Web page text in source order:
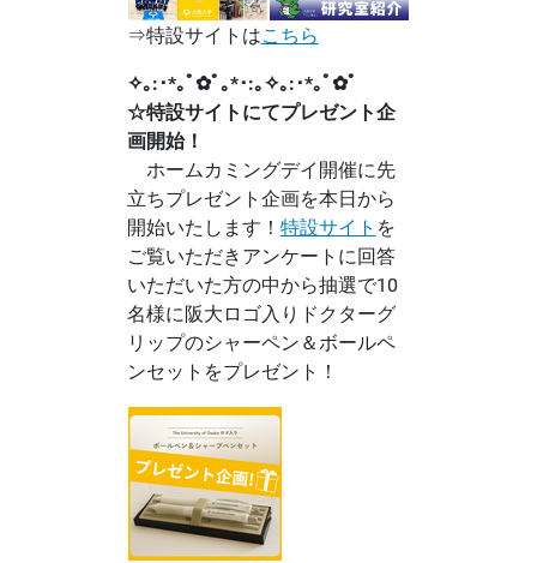
⇒特設サイトはこちら
✧｡:･*｡ﾟ✿ﾟ｡*･:｡✧｡:･*｡ﾟ✿ﾟ
☆特設サイトにてプレゼント企
画開始！
ホームカミングデイ開催に先
立ちプレゼント企画を本日から
開始いたします！ 特設サイト を
ご覧いただきアンケートに回答
いただいた方の中から抽選で10
名様に阪大ロゴ入りドクターグ
リップのシャーペン＆ボールペ
ンセットをプレゼント！